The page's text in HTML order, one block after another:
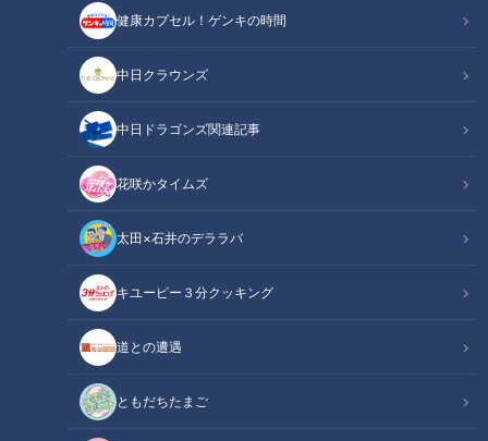
健康カプセル！ゲンキの時間
中日クラウンズ
中日ドラゴンズ関連記事
花咲かタイムズ
太田×石井のデララバ
キユーピー３分クッキング
道との遭遇
ともだちたまご
アナウンサー
アナウンサーYouTube企画
みんな100点満点笑顔